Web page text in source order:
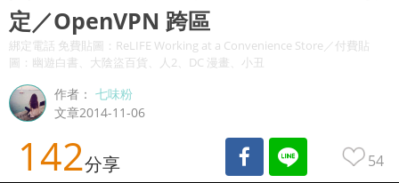
定／OpenVPN 跨區
綁定電話 免費貼圖：ReLIFE Working at a Convenience Store／付費貼
圖：幽遊白書、大陰盜百貨、人2、DC 漫畫、小丑
作者：七味粉
文章2014-11-06
142分享 54